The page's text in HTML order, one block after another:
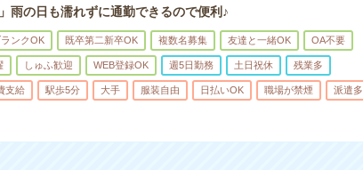
の日も濡れずに通勤できるので便利♪
ランクOK 既卒第二新卒OK 複数名募集 友達と一緒OK OA不要
しゅふ歓迎 WEB登録OK 週5日勤務 土日祝休 残業多
支給 駅歩5分 大手 服装自由 日払いOK 職場が禁煙 派遣多